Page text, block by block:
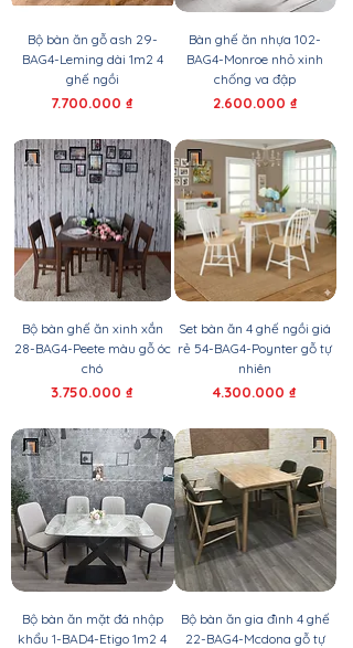
Bộ bàn ăn gỗ ash 29-
BAG4-Leming dài 1m2 4
ghế ngồi
Giá
7.700.000 ₫
Bàn ghế ăn nhựa 102-
BAG4-Monroe nhỏ xinh
chống va đập
Giá
2.600.000 ₫
Bộ bàn ghế ăn xinh xắn
28-BAG4-Peete màu gỗ óc
chó
Giá
3.750.000 ₫
Set bàn ăn 4 ghế ngồi giá
rẻ 54-BAG4-Poynter gỗ tự
nhiên
Giá
4.300.000 ₫
Bộ bàn ăn mặt đá nhập
khẩu 1-BAD4-Etigo 1m2 4
Bộ bàn ăn gia đình 4 ghế
22-BAG4-Mcdona gỗ tự